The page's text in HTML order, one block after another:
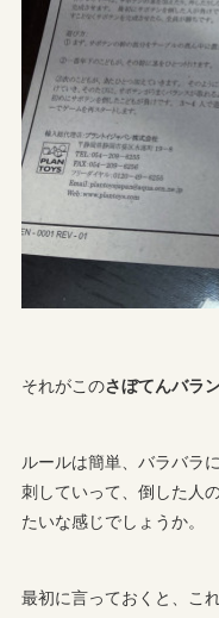
それがこのさぼてんバラ
ルールは簡単、バラバラ
刺していって、倒した人
たいな感じでしょうか。
最初に言っておくと、こ